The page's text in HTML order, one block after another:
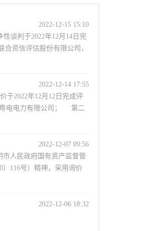
2022-12-15 15:10
谈判于2022年12月14日完
资信评估股份有限公司，
2022-12-14 17:55
于2022年12月12日完成评
电电力有限公司； 第二
2022-12-07 09:56
人民政府国有资产监督管
116号）精神，采用询价
2022-12-06 18:32